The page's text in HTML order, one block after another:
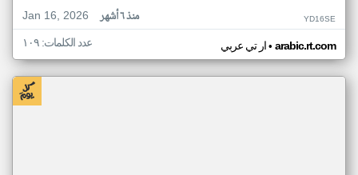
Jan 16, 2026
منذ ٦ أشهر YD16SE
ار تي عربي• arabic.rt.com عدد الكلمات: ١٠٩